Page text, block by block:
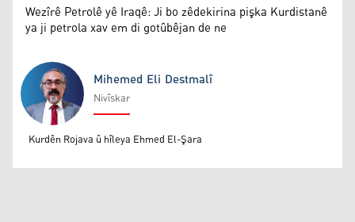
Wezîrê Petrolê yê Iraqê: Ji bo zêdekirina pişka Kurdistanê
ya ji petrola xav em di gotûbêjan de ne
Mihemed Eli Destmalî
Mihemed Eli Destmalî
Nivîskar
Kurdên Rojava û hîleya Ehmed El-Şara